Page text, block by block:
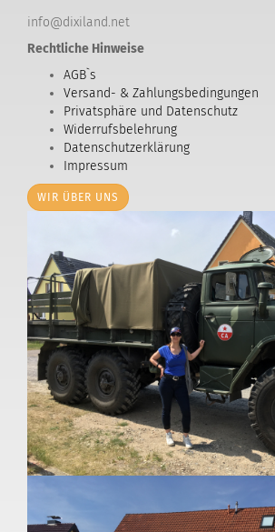
info@dixiland.net
Rechtliche Hinweise
AGB`s
Versand- & Zahlungsbedingungen
Privatsphäre und Datenschutz
Widerrufsbelehrung
Datenschutzerklärung
Impressum
WIR ÜBER UNS